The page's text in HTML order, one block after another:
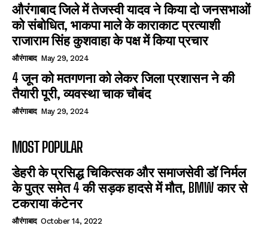
औरंगाबाद जिले में तेजस्वी यादव ने किया दो जनसभाओं
को संबोधित, भाकपा माले के काराकाट प्रत्याशी
राजाराम सिंह कुशवाहा के पक्ष में किया प्रचार
औरंगाबाद May 29, 2024
4 जून को मतगणना को लेकर जिला प्रशासन ने की
तैयारी पूरी, व्यवस्था चाक चौबंद
औरंगाबाद May 29, 2024
MOST POPULAR
डेहरी के प्रसिद्ध चिकित्सक और समाजसेवी डॉ निर्मल
के पुत्र समेत 4 की सड़क हादसे में मौत, BMW कार से
टकराया कंटेनर
औरंगाबाद October 14, 2022